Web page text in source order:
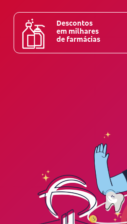
Descontos
em milhares
de farmácias